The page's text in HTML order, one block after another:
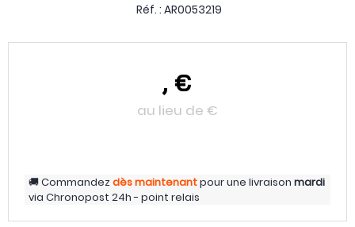
Réf. : AR0053219
, €
au lieu de €
Commandezdès maintenantpour une livraison mardi
via Chronopost 24h - point relais